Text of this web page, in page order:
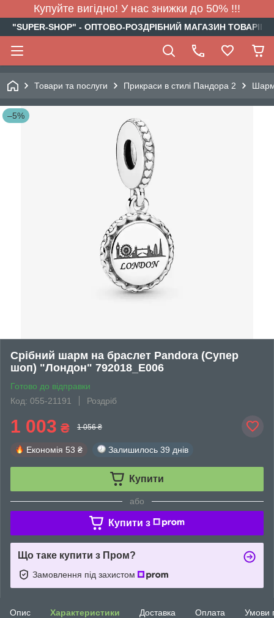
Купуйте вигідно! У нас знижки до 50% !!!
"SUPER-SHOP" - ОПТОВО-РОЗДРІБНИЙ МАГАЗИН
Товари та послуги Прикраси в стилі Пандора 2
–5%
Срібний шарм на браслет Pandora (Супер
шоп) "Лондон" 792018_E006
Готово до відправки
Код: 055-21191
Роздріб
1 003 ₴ 1 056 ₴
Економія 53 ₴ Залишилось 39 днів
Купити
або
Купити з
Що таке купити з Пром?
Замовлення під захистом
Опис Характеристики Доставка Оплата Умови